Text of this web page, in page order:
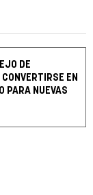
DE
EN
PARA NUEVAS